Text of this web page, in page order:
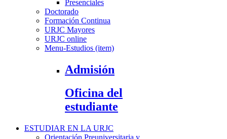
Presenciales
Doctorado
Formación Continua
URJC Mayores
URJC online
Menu-Estudios (item)
Admisión
Oficina del
estudiante
ESTUDIAR EN LA URJC